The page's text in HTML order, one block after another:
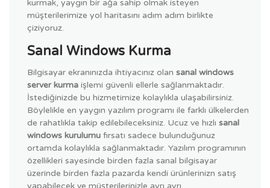
kurmak, yaygın bir ağa sahip olmak isteyen
müşterilerimize yol haritasını adım adım birlikte
çiziyoruz.
Sanal Windows Kurma
Bilgisayar ekranınızda ihtiyacınız olan sanal windows
server kurma işlemi güvenli ellerle sağlanmaktadır.
İstediğinizde bu hizmetimize kolaylıkla ulaşabilirsiniz.
Böylelikle en yaygın yazılım programı ile farklı ülkelerden
de rahatlıkla takip edilebileceksiniz. Ucuz ve hızlı sanal
windows kurulumu fırsatı sadece bulunduğunuz
ortamda kolaylıkla sağlanmaktadır. Yazılım programının
özellikleri sayesinde birden fazla sanal bilgisayar
üzerinde birden fazla pazarda kendi ürünlerinizn satış